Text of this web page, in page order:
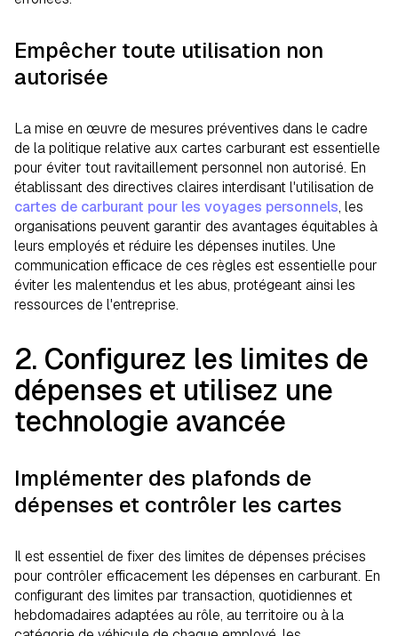
Empêcher toute utilisation non
autorisée
La mise en œuvre de mesures préventives dans le cadre
de la politique relative aux cartes carburant est essentielle
pour éviter tout ravitaillement personnel non autorisé. En
établissant des directives claires interdisant l'utilisation de
cartes de carburant pour les voyages personnels, les
organisations peuvent garantir des avantages équitables à
leurs employés et réduire les dépenses inutiles. Une
communication efficace de ces règles est essentielle pour
éviter les malentendus et les abus, protégeant ainsi les
ressources de l'entreprise.
2. Configurez les limites de
dépenses et utilisez une
technologie avancée
Implémenter des plafonds de
dépenses et contrôler les cartes
Il est essentiel de fixer des limites de dépenses précises
pour contrôler efficacement les dépenses en carburant. En
configurant des limites par transaction, quotidiennes et
hebdomadaires adaptées au rôle, au territoire ou à la